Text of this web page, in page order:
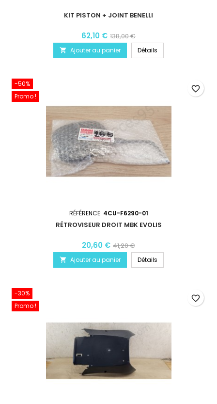
KIT PISTON + JOINT BENELLI
62,10 € 138,00 €
 Ajouter au panier Détails
-50%
Promo !
RÉFÉRENCE: 4CU-F6290-01
RÉTROVISEUR DROIT MBK EVOLIS
20,60 € 41,20 €
 Ajouter au panier Détails
favorite_border
-30%
Promo !
favorite_border